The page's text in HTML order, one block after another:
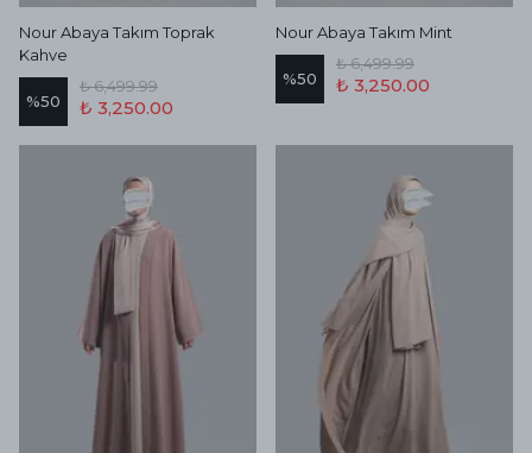
Nour Abaya Takım Toprak
Kahve
%50
₺ 6,499.99
₺ 3,250.00
Nour Abaya Takım Mint
%50
₺ 6,499.99
₺ 3,250.00